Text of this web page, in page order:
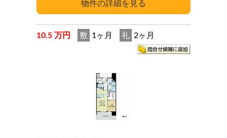
10.5 万円 敷 1ヶ月 礼 2ヶ月